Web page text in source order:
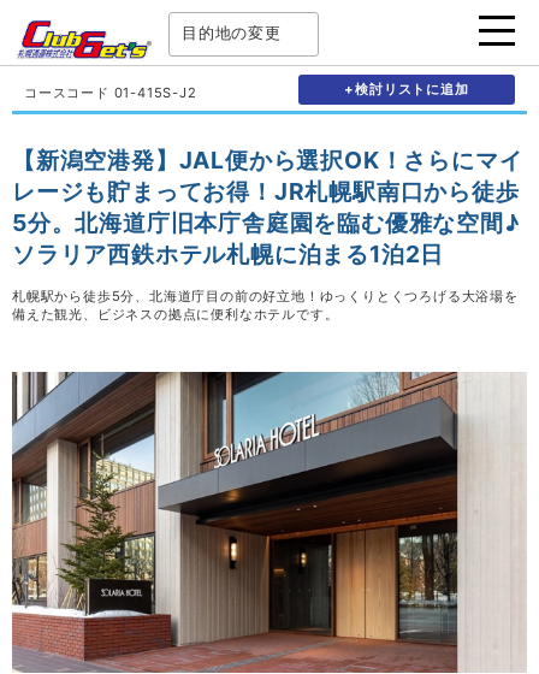
目的地の変更
コースコード 01-415S-J2 +検討リストに追加
【新潟空港発】JAL便から選択OK！さらにマイ
レージも貯まってお得！JR札幌駅南口から徒歩
5分。北海道庁旧本庁舎庭園を臨む優雅な空間♪
ソラリア西鉄ホテル札幌に泊まる1泊2日
札幌駅から徒歩5分、北海道庁目の前の好立地！ゆっくりとくつろげる大浴場を
備えた観光、ビジネスの拠点に便利なホテルです。